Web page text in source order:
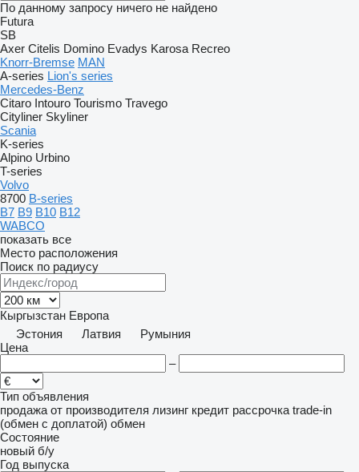
По данному запросу ничего не найдено
Futura
SB
Axer Citelis Domino Evadys Karosa Recreo
Knorr-Bremse MAN
A-series Lion's series
Mercedes-Benz
Citaro Intouro Tourismo Travego
Cityliner Skyliner
Scania
K-series
Alpino Urbino
T-series
Volvo
8700 B-series
B7 B9 B10 B12
WABCO
показать все
Место расположения
Поиск по радиусу
Кыргызстан Европа
Эстония
Латвия
Румыния
Цена
–
Тип объявления
продажа от производителя лизинг кредит рассрочка trade-in
(обмен с доплатой) обмен
Состояние
новый б/у
Год выпуска